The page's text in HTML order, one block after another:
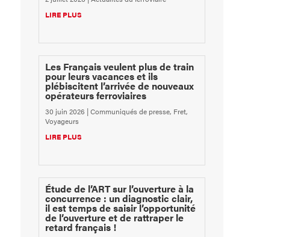
LIRE PLUS
Les Français veulent plus de train
pour leurs vacances et ils
plébiscitent l’arrivée de nouveaux
opérateurs ferroviaires
30 juin 2026 |Communiqués de presse, Fret,
Voyageurs
LIRE PLUS
Étude de l’ART sur l’ouverture à la
concurrence : un diagnostic clair,
il est temps de saisir l’opportunité
de l’ouverture et de rattraper le
retard français !